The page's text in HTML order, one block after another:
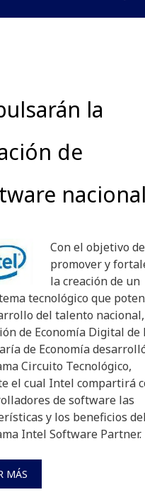
la
de
nacional
Con el objetivo de
promover y
la creación de un
tecnológico que
del talento
de Economía Digital de
de Economía
Circuito Tecnológico,
el cual Intel compartirá
de software las
y los beneficios del
Intel Software Partner.
MÁS